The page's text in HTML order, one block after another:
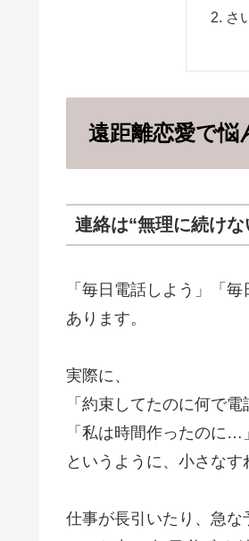
さ
遠距離恋愛で
連絡は“無理に続け
「毎日電話しよう」「
あります。
実際に、
「約束してたのに何で電
「私は時間作ったのに…」
というように、小さなす
仕事が長引いたり、急な